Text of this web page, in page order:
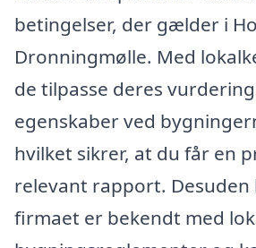
betingelser, der gælder i
Dronningmølle. Med
de tilpasse deres
egenskaber ved
hvilket sikrer, at du får en
relevant rapport.
firmaet er bekendt med